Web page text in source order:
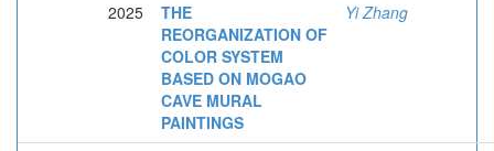
2025
THE
REORGANIZATION OF
COLOR SYSTEM
BASED ON MOGAO
CAVE MURAL
PAINTINGS
Yi Zhang